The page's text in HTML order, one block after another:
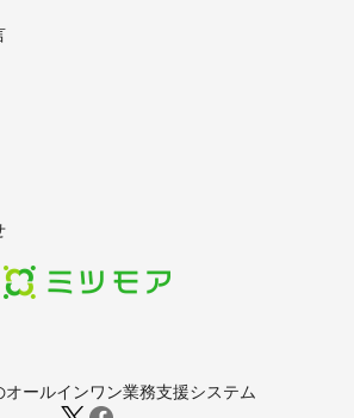
ールインワン業務支援システム